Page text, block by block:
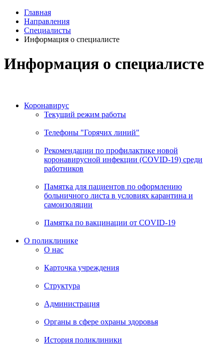
Главная
Направления
Специалисты
Информация о специалисте
Информация о специалисте
Коронавирус
Текущий режим работы
Телефоны "Горячих линий"
Рекомендации по профилактике новой
коронавирусной инфекции (COVID-19) среди
работников
Памятка для пациентов по оформлению
больничного листа в условиях карантина и
самоизоляции
Памятка по вакцинации от COVID-19
О поликлинике
О нас
Карточка учреждения
Структура
Администрация
Органы в сфере охраны здоровья
История поликлиники